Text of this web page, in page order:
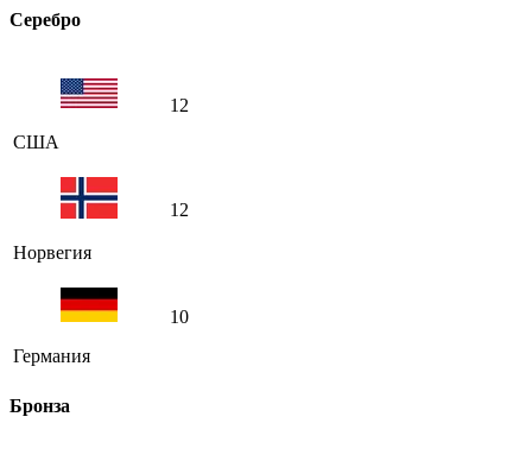
Серебро
США
12
Норвегия
12
Германия
10
Бронза